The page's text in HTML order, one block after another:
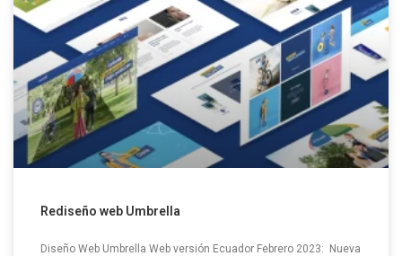
Rediseño web Umbrella
Diseño Web Umbrella Web versión Ecuador Febrero 2023: Nueva